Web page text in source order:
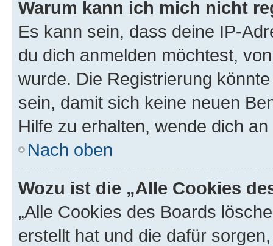
Warum kann ich mich nicht
Es kann sein, dass deine IP-
du dich anmelden möchtest,
wurde. Die Registrierung
sein, damit sich keine neuen
Hilfe zu erhalten, wende dich
Nach oben
Wozu ist die „Alle Cookies
„Alle Cookies des Boards
erstellt hat und die dafür